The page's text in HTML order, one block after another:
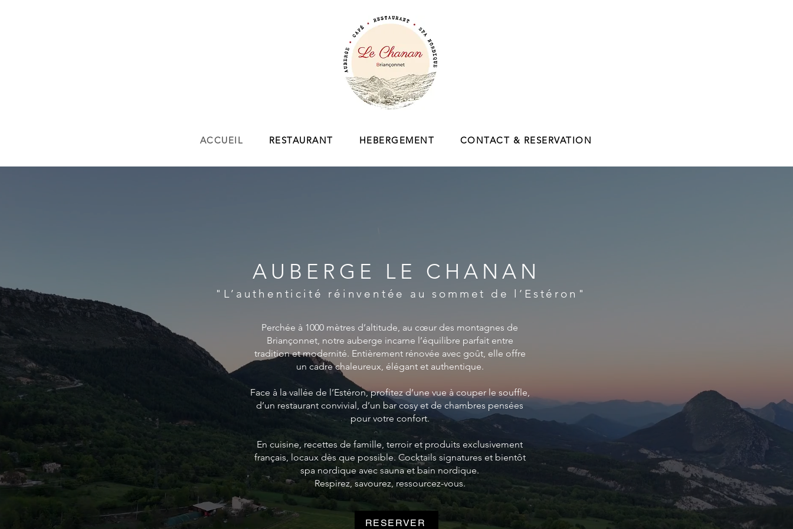
ACCUEIL RESTAURANT HEBERGEMENT CONTACT & RESERVATION
AUBERGE LE CHANAN
"L’authenticité réinventée au sommet de l’Estéron"
Perchée à 1000 mètres d’altitude, au cœur des montagnes de
Briançonnet, notre auberge incarne l’équilibre parfait entre
tradition et modernité. Entièrement rénovée avec goût, elle offre
un cadre chaleureux, élégant et authentique.
Face à la vallée de l’Estéron, profitez d’une vue à couper le souffle,
d’un restaurant convivial, d’un bar cosy et de chambres pensées
pour votre confort.
En cuisine, recettes de famille, terroir et produits exclusivement
français, locaux dès que possible. Cocktails signatures et bientôt
spa nordique avec sauna et bain nordique.
Respirez, savourez, ressourcez-vous.
RESERVER